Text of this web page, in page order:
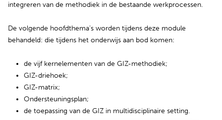
integreren van de methodiek in de bestaande werkprocessen.
De volgende hoofdthema’s worden tijdens deze module
behandeld: die tijdens het onderwijs aan bod komen:
de vijf kernelementen van de GIZ-methodiek;
GIZ-driehoek;
GIZ-matrix;
Ondersteuningsplan;
de toepassing van de GIZ in multidisciplinaire setting.